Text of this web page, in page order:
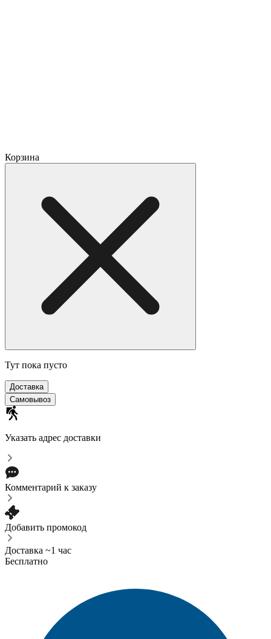
Корзина
Тут пока пусто
Доставка
Самовывоз
Указать адрес доставки
Комментарий к заказу
Добавить промокод
Доставка ~1 час
Бесплатно